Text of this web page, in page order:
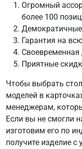
Огромный
более 100
Демократичные
Гарантия на
Своевременная
Приятные
Чтобы выбрать
моделей в
менеджерам,
Если вы не смогли
изготовим его по
получите изделие